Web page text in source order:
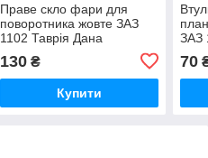
Праве скло фари для
поворотника жовте ЗАЗ
1102 Таврія Дана
130₴
Купити
ЗАЗ
70